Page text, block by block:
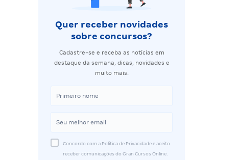
Quer receber novidades
sobre concursos?
Cadastre-se e receba as notícias em
destaque da semana, dicas, novidades e
muito mais.
Concordo com a Política de Privacidade e aceito
receber comunicações do Gran Cursos Online.